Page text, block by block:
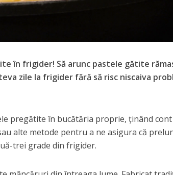
în frigider! Să arunc pastele gătite
zile la frigider fără să risc niscaiva
pregătite în bucătăria proprie, ţinând
alte metode pentru a ne asigura că
trei grade din frigider.